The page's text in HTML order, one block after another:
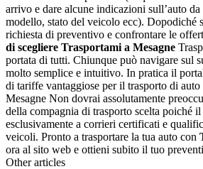
arrivo e dare alcune indicazioni sull’auto da
modello, stato del veicolo ecc). Dopodiché
richiesta di preventivo e confrontare le
di scegliere Trasportami a Mesagne
portata di tutti. Chiunque può navigare sul
molto semplice e intuitivo. In pratica il
di tariffe vantaggiose per il trasporto di auto
Mesagne Non dovrai assolutamente
della compagnia di trasporto scelta poiché
esclusivamente a corrieri certificati e
veicoli. Pronto a trasportare la tua auto con
ora al sito web e ottieni subito il tuo
Other articles